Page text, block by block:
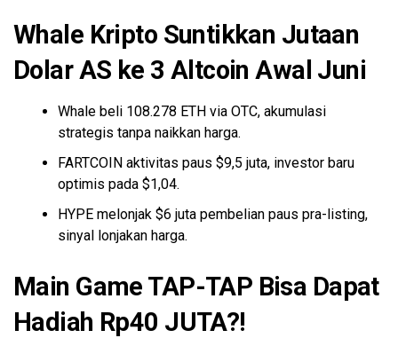
Whale Kripto Suntikkan Jutaan
Dolar AS ke 3 Altcoin Awal Juni
Whale beli 108.278 ETH via OTC, akumulasi
strategis tanpa naikkan harga.
FARTCOIN aktivitas paus $9,5 juta, investor baru
optimis pada $1,04.
HYPE melonjak $6 juta pembelian paus pra-listing,
sinyal lonjakan harga.
Main Game TAP-TAP Bisa Dapat
Hadiah Rp40 JUTA?!